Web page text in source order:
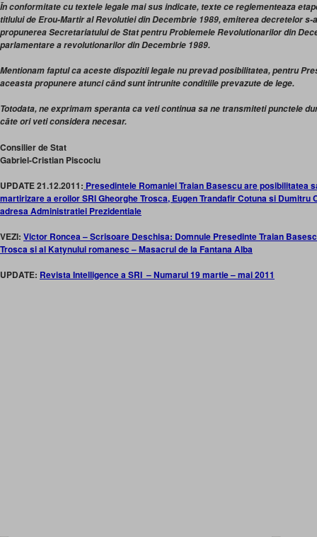
Īn conformitate cu textele legale mai sus indicate, texte ce reglementeaza
titlului de Erou-Martir al Revolutiei din Decembrie 1989, emiterea decretelor s-
propunerea Secretariatului de Stat pentru Problemele Revolutionarilor din
parlamentare a revolutionarilor din Decembrie 1989.
Mentionam faptul ca aceste dispozitii legale nu prevad posibilitatea, pentru
aceasta propunere atunci cānd sunt īntrunite conditiile prevazute de lege.
Totodata, ne exprimam speranta ca veti continua sa ne transmiteti punctele
cāte ori veti considera necesar.
Consilier de Stat
Gabriel-Cristian Piscociu
UPDATE 21.12.2011: Presedintele Romaniei Traian Basescu are posibilitatea
martirizare a eroilor SRI Gheorghe Trosca, Eugen Trandafir Cotuna si Dumitru
adresa Administratiei Prezidentiale
VEZI: Victor Roncea – Scrisoare Deschisa: Domnule Presedinte Traian
Trosca si al Katynului romanesc – Masacrul de la Fantana Alba
UPDATE: Revista Intelligence a SRI – Numarul 19 martie – mai 2011